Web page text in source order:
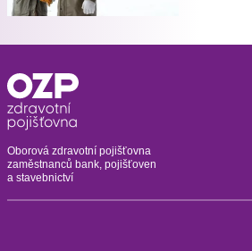
Oborová zdravotní pojišťovna
zaměstnanců bank, pojišťoven
a stavebnictví